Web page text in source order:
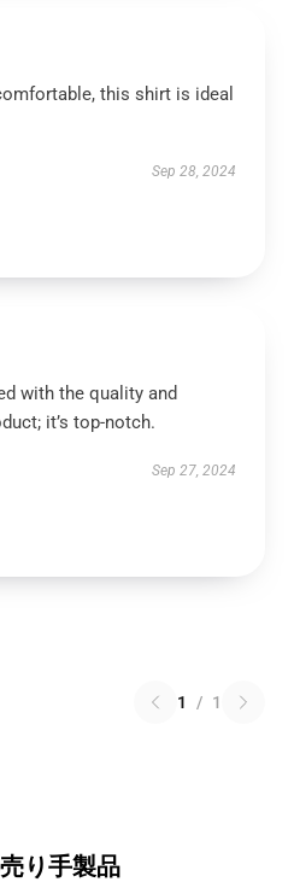
this shirt is ideal
Sep 28, 2024
with the quality and
it’s top-notch.
Sep 27, 2024
1 / 1
り手製品